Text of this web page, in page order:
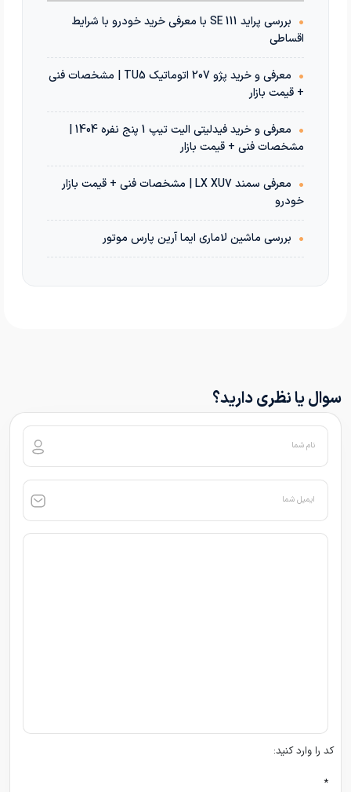
•
بررسی پراید 111 SE با معرفی خرید خودرو با شرایط
اقساطی
•
معرفی و خرید پژو 207 اتوماتیک TU5 | مشخصات فنی
+ قیمت بازار
•
معرفی و خرید فیدلیتی الیت تیپ 1 پنج نفره 1404 |
مشخصات فنی + قیمت بازار
•
معرفی سمند LX XU7 | مشخصات فنی + قیمت بازار
خودرو
• بررسی ماشین لاماری ایما آرین پارس موتور
سوال یا نظری دارید؟
نام شما
ایمیل شما
کد را وارد کنید:
*